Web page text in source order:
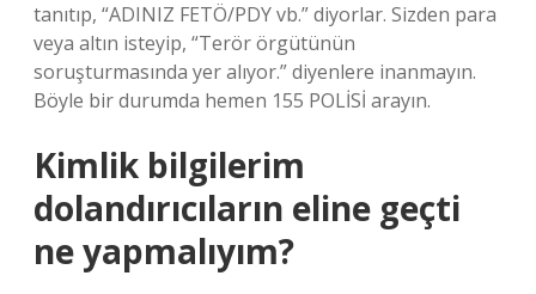
tanıtıp, “ADINIZ FETÖ/PDY vb.” diyorlar. Sizden para
veya altın isteyip, “Terör örgütünün
soruşturmasında yer alıyor.” diyenlere inanmayın.
Böyle bir durumda hemen 155 POLİSİ arayın.
Kimlik bilgilerim
dolandırıcıların eline geçti
ne yapmalıyım?